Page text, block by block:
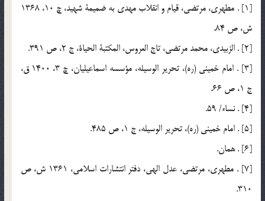
[1] . مطهري، مرتضي، قيام و انقلاب مهدي به ضميمة شهيد، چ 10، 1368
ش، ص 84.
[2] . الزبيدي، محمد مرتضي، تاج العروس، المكتبة الحياة، ج 2، ص 391.
[3] . امام خميني (ره)، تحرير الوسيله، مؤسسه اسماعيليان، چ 3، 1400 ق،
ج 1، ص 66.
[4] . نساء/ 59.
[5] . امام خميني (ره)، تحرير الوسيله، ج 1، ص 485.
[6] . همان.
[7] . مطهري، مرتضي، عدل الهي، دفتر انتشارات اسلامي، 1361 ش، ص
310.